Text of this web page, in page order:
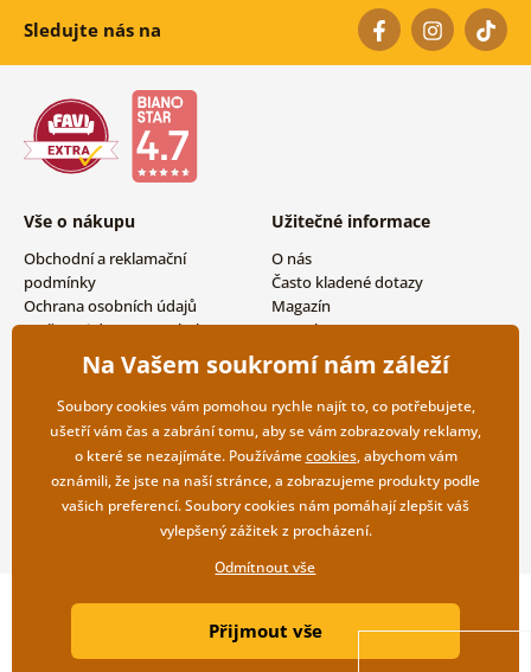
Sledujte nás na
Vše o nákupu
Obchodní a reklamační
podmínky
Ochrana osobních údajů
Možnosti dopravy a platby
Vrácení zboží
Užitečné informace
O nás
Často kladené dotazy
Magazín
Kontakty
Velkoobchodní spolupráce
Copyright ©2019 © Dovido.cz.
Litvanyi.sk| E-shop vytvořila
Na Vašem soukromí nám záleží
Soubory cookies vám pomohou rychle najít to, co potřebujete,
ušetří vám čas a zabrání tomu, aby se vám zobrazovaly reklamy,
o které se nezajímáte. Používámecookies, abychom vám
oznámili, že jste na naší stránce, a zobrazujeme produkty podle
vašich preferencí. Soubory cookies nám pomáhají zlepšit váš
vylepšený zážitek z procházení.
Odmítnout vše
Přijmout vše